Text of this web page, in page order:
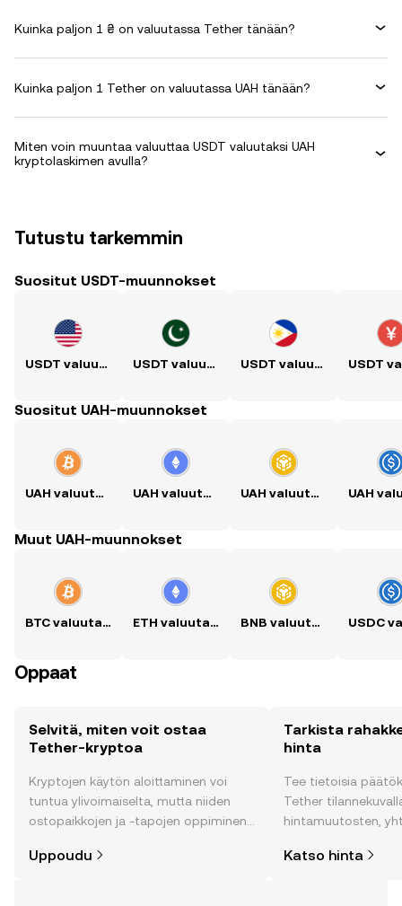
Kuinka paljon 1 ₴ on valuutassa Tether tänään?
Kuinka paljon 1 Tether on valuutassa UAH tänään?
Miten voin muuntaa valuuttaa USDT valuutaksi UAH
kryptolaskimen avulla?
Tutustu tarkemmin
Suositut USDT-muunnokset
USDT valuutaksi USD USDT valuutaksi PKR USDT valuutaksi PHP
Suositut UAH-muunnokset
UAH valuutaksi BTC UAH valuutaksi ETH UAH valuutaksi BNB
Muut UAH-muunnokset
BTC valuutaksi UAH ETH valuutaksi UAH BNB valuutaksi UAH
Oppaat
Selvitä, miten voit ostaa
Tether-kryptoa
Kryptojen käytön aloittaminen voi
tuntua ylivoimaiselta, mutta niiden
ostopaikkojen ja -tapojen oppiminen
matkasi OKX:n mobiilisovelluksessa
Uppoudu
Tarkista
hinta
Tee tietoisia
Tether
hintamuutosten,
Katso hinta